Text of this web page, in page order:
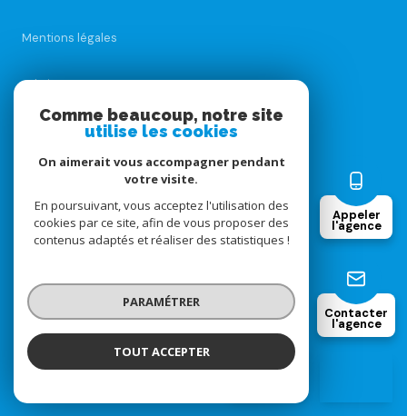
Sofovam
Appeler
l'agence
Contacter
l'agence
Mentions légales
Admin
Nos honoraires
Cookies
© 2026 | Tous droits réservés
Réalisé par
Comme beaucoup, notre site
utilise les cookies
On aimerait vous accompagner pendant
votre visite.
En poursuivant, vous acceptez l'utilisation des
cookies par ce site, afin de vous proposer des
contenus adaptés et réaliser des statistiques !
PARAMÉTRER
TOUT ACCEPTER